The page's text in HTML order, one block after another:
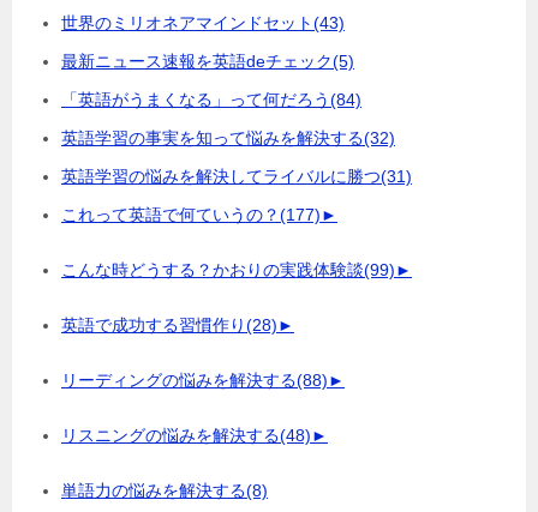
世界のミリオネアマインドセット(43)
最新ニュース速報を英語deチェック(5)
「英語がうまくなる」って何だろう(84)
英語学習の事実を知って悩みを解決する(32)
英語学習の悩みを解決してライバルに勝つ(31)
これって英語で何ていうの？(177)►
こんな時どうする？かおりの実践体験談(99)►
英語で成功する習慣作り(28)►
リーディングの悩みを解決する(88)►
リスニングの悩みを解決する(48)►
単語力の悩みを解決する(8)